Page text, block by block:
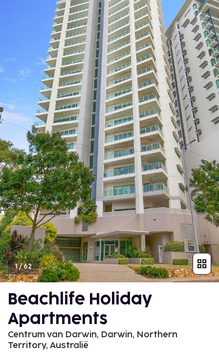
1/62
Beachlife Holiday
Apartments
Centrum van Darwin, Darwin, Northern
Territory, Australië